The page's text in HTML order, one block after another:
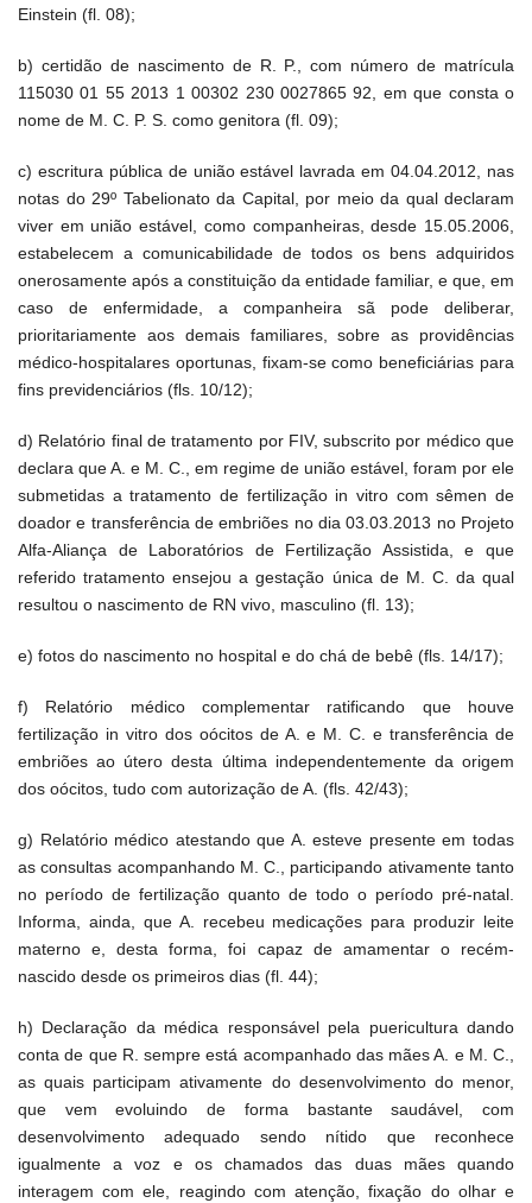
Einstein (fl. 08);
b) certidão de nascimento de R. P., com número de matrícula
115030 01 55 2013 1 00302 230 0027865 92, em que consta o
nome de M. C. P. S. como genitora (fl. 09);
c) escritura pública de união estável lavrada em 04.04.2012, nas
notas do 29º Tabelionato da Capital, por meio da qual declaram
viver em união estável, como companheiras, desde 15.05.2006,
estabelecem a comunicabilidade de todos os bens adquiridos
onerosamente após a constituição da entidade familiar, e que, em
caso de enfermidade, a companheira sã pode deliberar,
prioritariamente aos demais familiares, sobre as providências
médico-hospitalares oportunas, fixam-se como beneficiárias para
fins previdenciários (fls. 10/12);
d) Relatório final de tratamento por FIV, subscrito por médico que
declara que A. e M. C., em regime de união estável, foram por ele
submetidas a tratamento de fertilização in vitro com sêmen de
doador e transferência de embriões no dia 03.03.2013 no Projeto
Alfa-Aliança de Laboratórios de Fertilização Assistida, e que
referido tratamento ensejou a gestação única de M. C. da qual
resultou o nascimento de RN vivo, masculino (fl. 13);
e) fotos do nascimento no hospital e do chá de bebê (fls. 14/17);
f) Relatório médico complementar ratificando que houve
fertilização in vitro dos oócitos de A. e M. C. e transferência de
embriões ao útero desta última independentemente da origem
dos oócitos, tudo com autorização de A. (fls. 42/43);
g) Relatório médico atestando que A. esteve presente em todas
as consultas acompanhando M. C., participando ativamente tanto
no período de fertilização quanto de todo o período pré-natal.
Informa, ainda, que A. recebeu medicações para produzir leite
materno e, desta forma, foi capaz de amamentar o recém-
nascido desde os primeiros dias (fl. 44);
h) Declaração da médica responsável pela puericultura dando
conta de que R. sempre está acompanhado das mães A. e M. C.,
as quais participam ativamente do desenvolvimento do menor,
que vem evoluindo de forma bastante saudável, com
desenvolvimento adequado sendo nítido que reconhece
igualmente a voz e os chamados das duas mães quando
interagem com ele, reagindo com atenção, fixação do olhar e